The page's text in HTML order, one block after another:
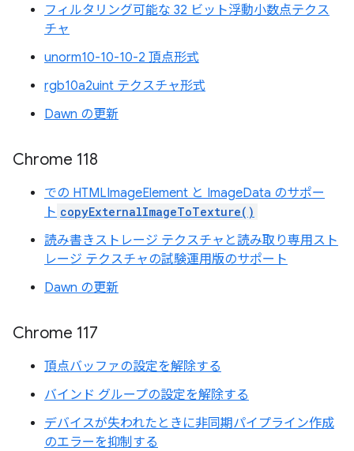
フィルタリング可能な 32 ビット浮動小数点テクス
チャ
unorm10-10-10-2 頂点形式
rgb10a2uint テクスチャ形式
Dawn の更新
Chrome 118
での HTMLImageElement と ImageData のサポー
ト copyExternalImageToTexture()
読み書きストレージ テクスチャと読み取り専用スト
レージ テクスチャの試験運用版のサポート
Dawn の更新
Chrome 117
頂点バッファの設定を解除する
バインド グループの設定を解除する
デバイスが失われたときに非同期パイプライン作成
のエラーを抑制する